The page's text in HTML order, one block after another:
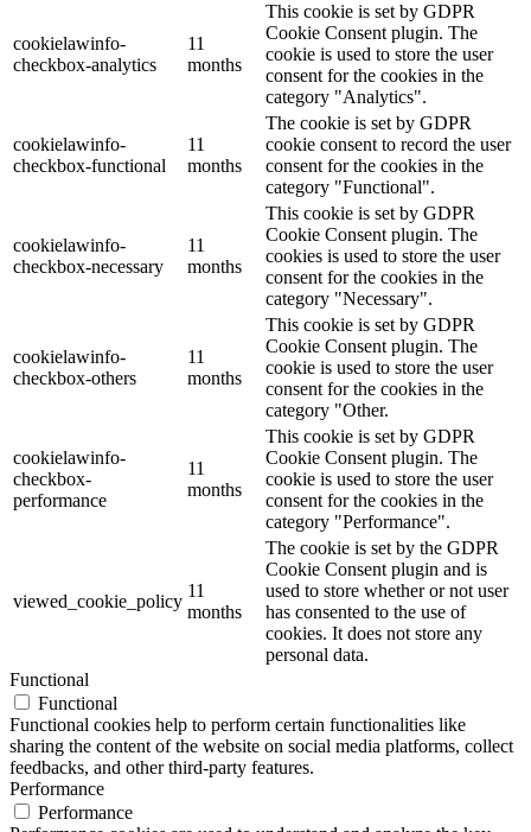
cookielawinfo-
checkbox-analytics
11
months
This cookie is set by GDPR
Cookie Consent plugin. The
cookie is used to store the user
consent for the cookies in the
category "Analytics".
cookielawinfo-
checkbox-functional
11
months
The cookie is set by GDPR
cookie consent to record the user
consent for the cookies in the
category "Functional".
cookielawinfo-
checkbox-necessary
11
months
This cookie is set by GDPR
Cookie Consent plugin. The
cookies is used to store the user
consent for the cookies in the
category "Necessary".
cookielawinfo-
checkbox-others
11
months
This cookie is set by GDPR
Cookie Consent plugin. The
cookie is used to store the user
consent for the cookies in the
category "Other.
cookielawinfo-
checkbox-
performance
11
months
This cookie is set by GDPR
Cookie Consent plugin. The
cookie is used to store the user
consent for the cookies in the
category "Performance".
viewed_cookie_policy
11
months
The cookie is set by the GDPR
Cookie Consent plugin and is
used to store whether or not user
has consented to the use of
cookies. It does not store any
personal data.
Functional
Functional
Functional cookies help to perform certain functionalities like
sharing the content of the website on social media platforms, collect
feedbacks, and other third-party features.
Performance
Performance